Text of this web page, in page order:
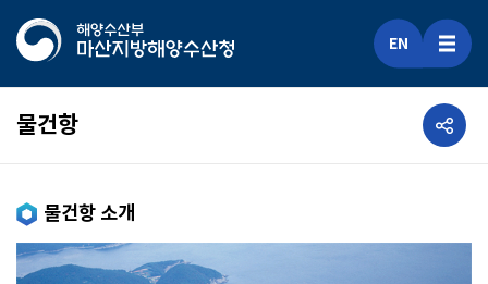
EN
물건항 공유하기
물건항 소개